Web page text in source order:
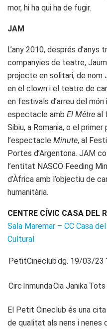
mor, hi ha qui ha de fugir.
JAM
L’any 2010, després
companyies de teatre,
projecte en solitari, de nom
en el clown i el teatre de
en festivals d’arreu del
espectacle amb El Mêtre al
Sibiu, a Romania, o el
l’espectacle Minute, al
Portes d’Argentona. JAM
l’entitat NASCO Feeding
d’Àfrica amb l’objectiu de
humanitària.
CENTRE CÍVIC CASA DEL
Sala Maremar – CC Casa
Cultural
PetitCineclubdg. 19/03/23
Circ InmundaCia JanikaTots
El Petit Cineclub és una
de qualitat als nens i nenes